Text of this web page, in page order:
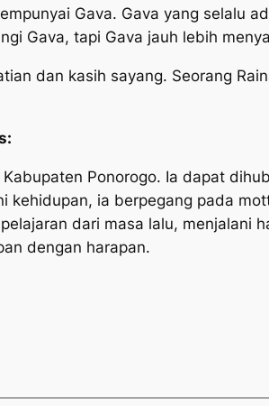
Gava. Gava yang selalu
Gava, tapi Gava jauh lebih
kasih sayang. Seorang
Ponorogo. Ia dapat
kehidupan, ia berpegang pada
dari masa lalu, menjalani
dengan harapan.